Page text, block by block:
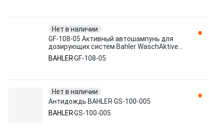
Нет в наличии
GF-108-05 Активный автошампунь для
дозирующих систем Bahler WaschAktive
GF-108 Dosiersystem 5л
BAHLERGF-108-05
Нет в наличии
Антидождь BAHLER GS-100-005
BAHLERGS-100-005